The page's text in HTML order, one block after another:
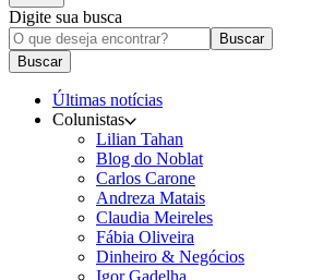
Digite sua busca
Buscar
Buscar
Últimas notícias
Colunistas
Lilian Tahan
Blog do Noblat
Carlos Carone
Andreza Matais
Claudia Meireles
Fábia Oliveira
Dinheiro & Negócios